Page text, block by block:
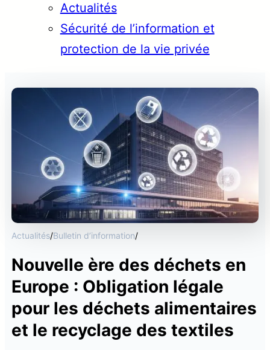
Actualités
Sécurité de l’information et
protection de la vie privée
Actualités/Bulletin d’information/
Nouvelle ère des déchets en
Europe : Obligation légale
pour les déchets alimentaires
et le recyclage des textiles